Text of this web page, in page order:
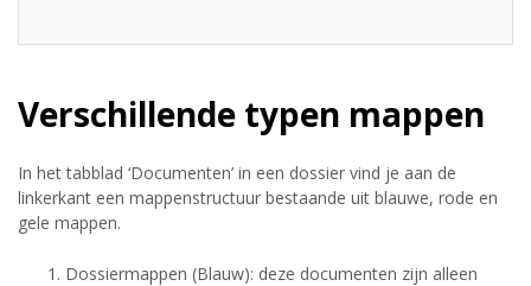
Verschillende typen mappen
In het tabblad ‘Documenten’ in een dossier vind je aan de
linkerkant een mappenstructuur bestaande uit blauwe, rode en
gele mappen.
Dossiermappen (Blauw): deze documenten zijn alleen